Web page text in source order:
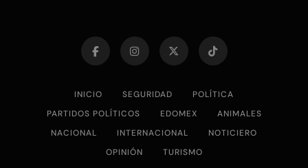
INICIO SEGURIDAD
POLÍTICA
PARTIDOS POLÍTICOS
EDOMEX
ANIMALES
NACIONAL
INTERNACIONAL
NOTICIERO
OPINIÓN
TURISMO